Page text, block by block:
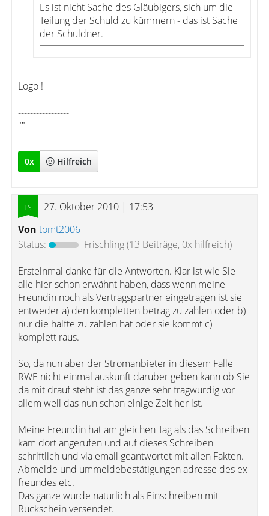
Es ist nicht Sache des Gläubigers, sich um die
Teilung der Schuld zu kümmern - das ist Sache
der Schuldner.
Logo !
-----------------
""
0x Hilfreich
27. Oktober 2010 | 17:53
Von tomt2006
Status:
Frischling(13 Beiträge, 0x hilfreich)
Ersteinmal danke für die Antworten. Klar ist wie Sie
alle hier schon erwähnt haben, dass wenn meine
Freundin noch als Vertragspartner eingetragen ist sie
entweder a) den kompletten betrag zu zahlen oder b)
nur die hälfte zu zahlen hat oder sie kommt c)
komplett raus.
So, da nun aber der Stromanbieter in diesem Falle
RWE nicht einmal auskunft darüber geben kann ob Sie
da mit drauf steht ist das ganze sehr fragwürdig vor
allem weil das nun schon einige Zeit her ist.
Meine Freundin hat am gleichen Tag als das Schreiben
kam dort angerufen und auf dieses Schreiben
schriftlich und via email geantwortet mit allen Fakten.
Abmelde und ummeldebestätigungen adresse des ex
freundes etc.
Das ganze wurde natürlich als Einschreiben mit
Rückschein versendet.